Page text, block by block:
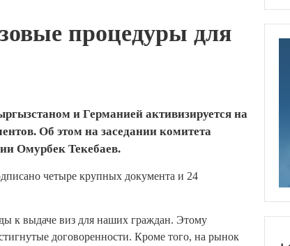
процедуры для
и Германией активизируется на
Об этом на заседании комитета
Омурбек Текебаев.
четыре крупных документа и 24
к выдаче виз для наших граждан. Этому
договоренности. Кроме того, на рынок